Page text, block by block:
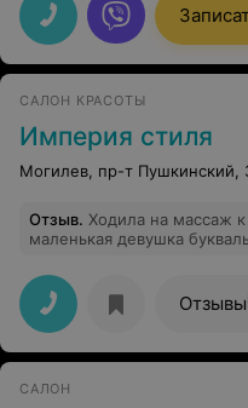
САЛОН КРАСОТЫ
Империя стиля
Могилев, пр-т Пушкинский,
Отзыв. Ходила на массаж
маленькая девушка
обходился ни один день.
Отзывы
САЛОН